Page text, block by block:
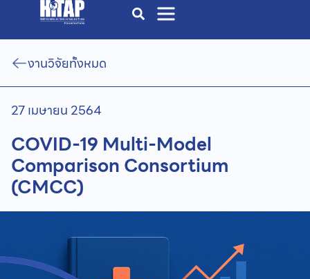
งานวิจัยทั้งหมด
27 เมษายน 2564
COVID-19 Multi-Model
Comparison Consortium
(CMCC)